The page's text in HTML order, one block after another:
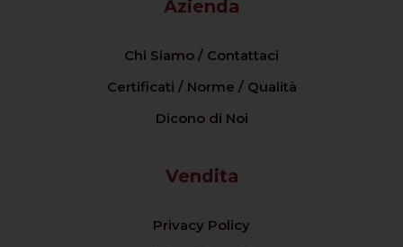
Azienda
Chi Siamo / Contattaci
Certificati / Norme / Qualità
Dicono di Noi
Vendita
Privacy Policy